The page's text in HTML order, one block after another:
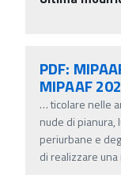
PDF:
MIPAAF
…ticolare nelle
nude di pianura,
periurbane e
di realizzare